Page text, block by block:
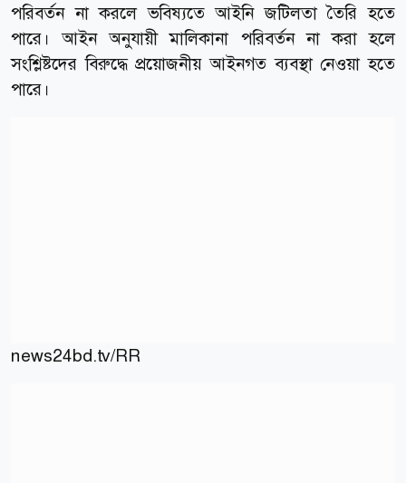
পরিবর্তন না করলে ভবিষ্যতে আইনি জটিলতা তৈরি হতে
পারে। আইন অনুযায়ী মালিকানা পরিবর্তন না করা হলে
সংশ্লিষ্টদের বিরুদ্ধে প্রয়োজনীয় আইনগত ব্যবস্থা নেওয়া হতে
পারে।
news24bd.tv/RR